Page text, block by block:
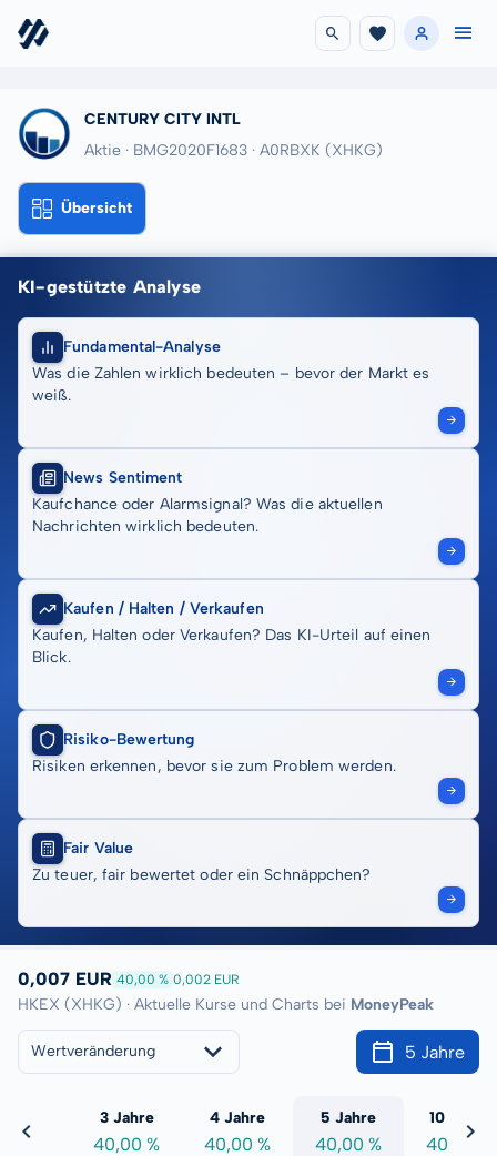
CENTURY CITY INTL
Aktie · BMG2020F1683 · A0RBXK (XHKG)
Übersicht
KI-gestützte Analyse
Fundamental-Analyse
Was die Zahlen wirklich bedeuten – bevor der Markt es
weiß.
News Sentiment
Kaufchance oder Alarmsignal? Was die aktuellen
Nachrichten wirklich bedeuten.
Kaufen / Halten / Verkaufen
Kaufen, Halten oder Verkaufen? Das KI-Urteil auf einen
Blick.
Risiko-Bewertung
Risiken erkennen, bevor sie zum Problem werden.
Fair Value
Zu teuer, fair bewertet oder ein Schnäppchen?
0,007 EUR 40,00 % 0,002 EUR
HKEX (XHKG) · Aktuelle Kurse und Charts bei MoneyPeak
Wertveränderung 5 Jahre
%
3 Jahre
40,00 %
4 Jahre
40,00 %
5 Jahre
40,00 %
10 Jahre
40,00 %